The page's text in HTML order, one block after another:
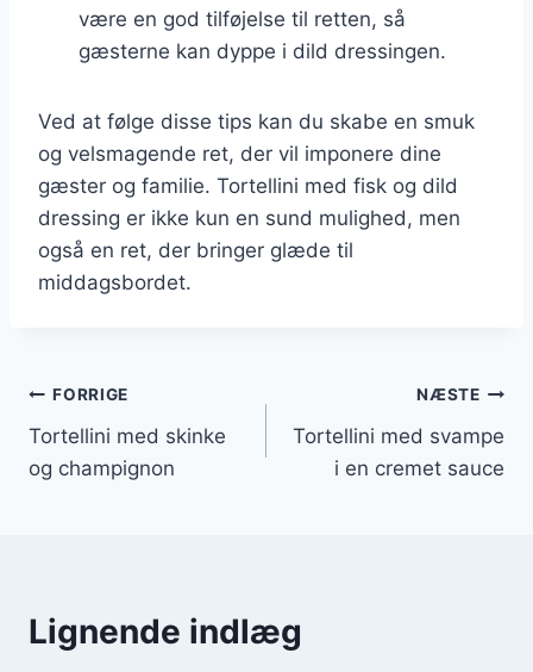
være en god tilføjelse til retten, så
gæsterne kan dyppe i dild dressingen.
Ved at følge disse tips kan du skabe en smuk
og velsmagende ret, der vil imponere dine
gæster og familie. Tortellini med fisk og dild
dressing er ikke kun en sund mulighed, men
også en ret, der bringer glæde til
middagsbordet.
Indlægsnavigation
FORRIGE
Tortellini med skinke
og champignon
NÆSTE
Tortellini med svampe
i en cremet sauce
Lignende indlæg